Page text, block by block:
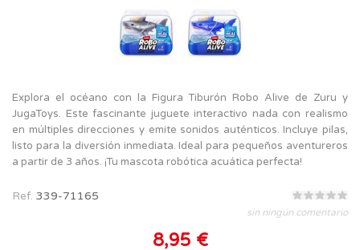
Explora el océano con la Figura Tiburón Robo Alive de Zuru y
JugaToys. Este fascinante juguete interactivo nada con realismo
en múltiples direcciones y emite sonidos auténticos. Incluye pilas,
listo para la diversión inmediata. Ideal para pequeños aventureros
a partir de 3 años. ¡Tu mascota robótica acuática perfecta!
Ref. 339-71165
sin ningún comentario
8,95 €